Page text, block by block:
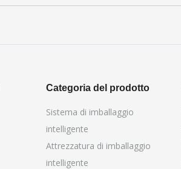
Categoria del prodotto
Sistema di imballaggio
intelligente
Attrezzatura di imballaggio
intelligente